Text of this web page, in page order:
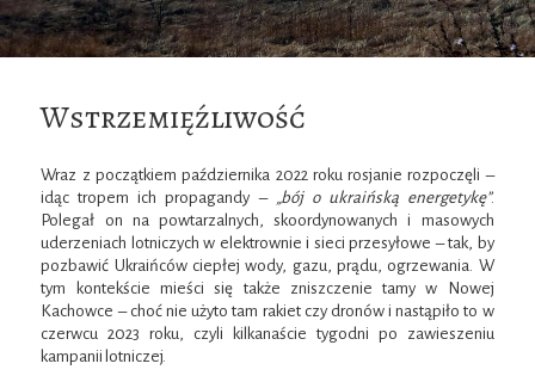
Wstrzemięźliwość
Wraz z początkiem października 2022 roku rosjanie rozpoczęli –
idąc tropem ich propagandy –
„bój o ukraińską energetykę”.
Polegał on na powtarzalnych, skoordynowanych i masowych
uderzeniach lotniczych w elektrownie i sieci przesyłowe – tak, by
pozbawić Ukraińców ciepłej wody, gazu, prądu, ogrzewania. W
tym kontekście mieści się także zniszczenie tamy w Nowej
Kachowce – choć nie użyto tam rakiet czy dronów i nastąpiło to w
czerwcu 2023 roku, czyli kilkanaście tygodni po zawieszeniu
kampanii lotniczej.